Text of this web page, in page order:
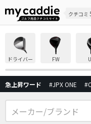
クチコミ
ドライバー FW
急上昇ワード #JPX ONE